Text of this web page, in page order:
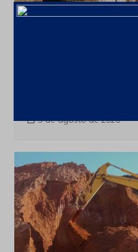
3 de agosto de 2026